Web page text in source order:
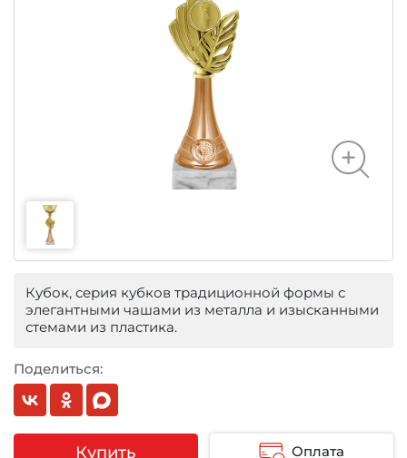
Кубок, серия кубков традиционной формы с
элегантными чашами из металла и изысканными
стемами из пластика.
Поделиться:
Купить Оплата